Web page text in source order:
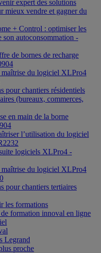
expert des solutions
mieux vendre et gagner du
+ Control : optimiser les
son autoconsommation -
de bornes de recharge
du logiciel XLPro4
pour chantiers résidentiels
(bureaux, commerces,
en main de la borne
l’utilisation du logiciel
logiciels XLPro4 -
du logiciel XLPro4
pour chantiers tertiaires
les formations
formation innoval en ligne
Legrand
proche